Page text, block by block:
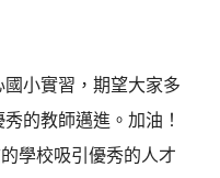
小實習，期望大家多
的教師邁進。加油！
學校吸引優秀的人才